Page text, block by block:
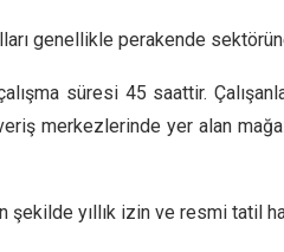
genellikle perakende
süresi 45 saattir.
merkezlerinde yer alan
şekilde yıllık izin ve resmi tatil